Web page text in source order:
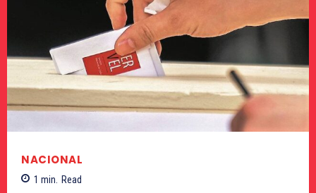
NACIONAL
1 min. Read